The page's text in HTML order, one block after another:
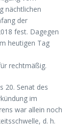
nächtlichen
der
fest. Dagegen
heutigen Tag
rechtmäßig.
20. Senat des
im
war allein noch
d. h.